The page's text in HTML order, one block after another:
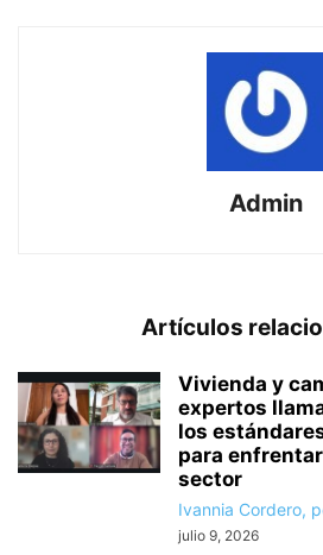
Admin
Artículos
Vivienda y
expertos
los
para
sector
Ivannia Cordero,
julio 9, 2026